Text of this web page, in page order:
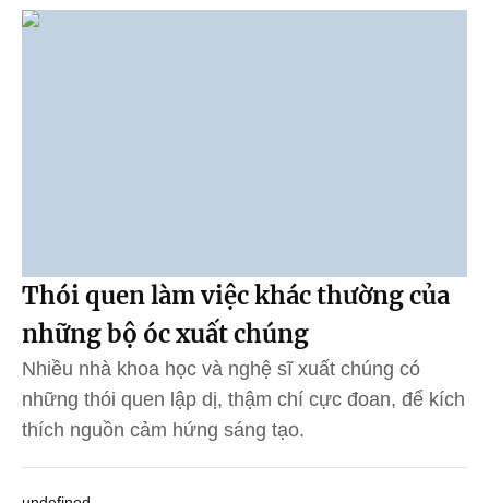
Thói quen làm việc khác thường của
những bộ óc xuất chúng
Nhiều nhà khoa học và nghệ sĩ xuất chúng có
những thói quen lập dị, thậm chí cực đoan, để kích
thích nguồn cảm hứng sáng tạo.